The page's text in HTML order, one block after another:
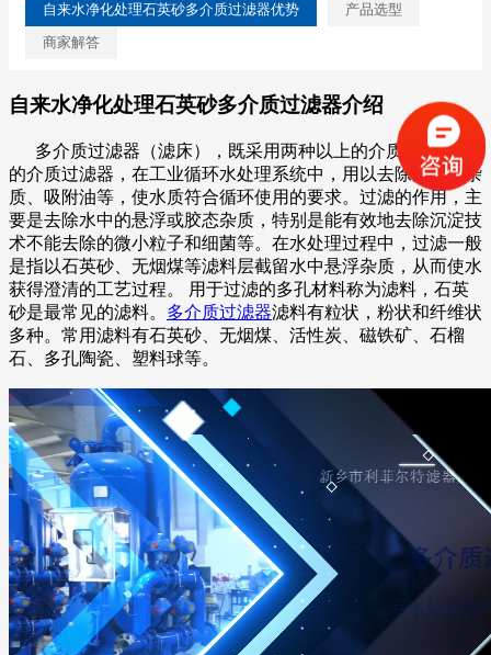
自来水净化处理石英砂多介质过滤器优势
产品选型
商家解答
自来水净化处理石英砂多介质过滤器介绍
多介质过滤器（滤床），既采用两种以上的介质作为滤层
的介质过滤器，在工业循环水处理系统中，用以去除污水中杂
质、吸附油等，使水质符合循环使用的要求。过滤的作用，主
要是去除水中的悬浮或胶态杂质，特别是能有效地去除沉淀技
术不能去除的微小粒子和细菌等。在水处理过程中，过滤一般
是指以石英砂、无烟煤等滤料层截留水中悬浮杂质，从而使水
获得澄清的工艺过程。 用于过滤的多孔材料称为滤料，石英
砂是最常见的滤料。 多介质过滤器滤料有粒状，粉状和纤维状
多种。常用滤料有石英砂、无烟煤、活性炭、磁铁矿、石榴
石、多孔陶瓷、塑料球等。